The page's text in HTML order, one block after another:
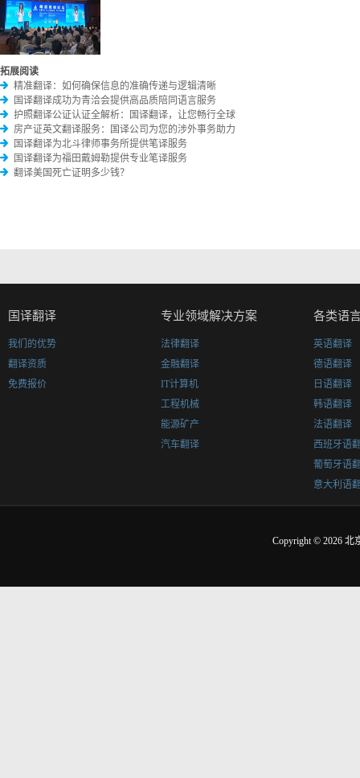
拓展阅读
精准翻译：如何确保信息的准确传递与逻辑清晰
国译翻译成功为青洽会提供高品质陪同语言服务
护照翻译公证认证全解析：国译翻译，让您畅行全球
房产证英文翻译服务：国译公司为您的涉外事务助力
国译翻译为北斗律师事务所提供笔译服务
国译翻译为福田戴姆勒提供专业笔译服务
翻译美国死亡证明多少钱？
国译翻译
我们的优势
翻译资质
免费报价
专业领域解决方案
法律翻译
金融翻译
IT计算机
工程机械
能源矿产
汽车翻译
各类语
英语翻译
德语翻译
日语翻译
韩语翻译
法语翻译
西班牙语
葡萄牙语
意大利语
Copyright © 2026 北